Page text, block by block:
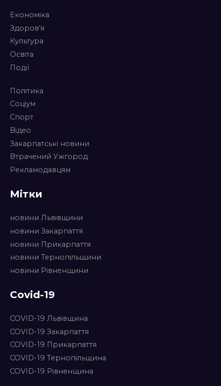
Економіка
Здоров’я
Культура
Освіта
Події
Політика
Соціум
Спорт
Відео
Закарпатські новини
Втрачений Ужгород
Рекламодавцям
Мітки
новини Львівщини
новини Закарпаття
новини Прикарпаття
новини Тернопільщини
новини Рівненщини
Covid-19
COVID-19 Львівщина
COVID-19 Закарпаття
COVID-19 Прикарпаття
COVID-19 Тернопільщина
COVID-19 Рівненщина